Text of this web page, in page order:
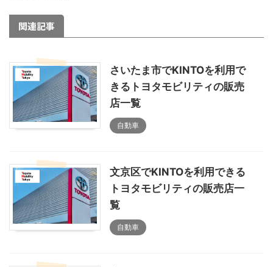
関連記事
さいたま市でKINTOを利用で
きるトヨタモビリティの販売
店一覧
自動車
文京区でKINTOを利用できる
トヨタモビリティの販売店一
覧
自動車